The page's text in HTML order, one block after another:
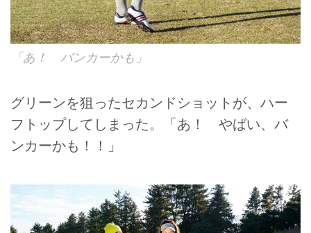
「あ！ バンカーかも」
グリーンを狙ったセカンドショットが、ハー
フトップしてしまった。「あ！ やばい、バ
ンカーかも！！」